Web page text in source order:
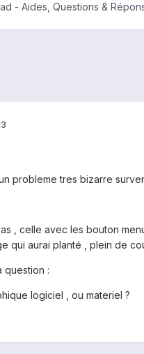
- Aides, Questions &
probleme tres bizarre
, celle avec les bouton
qui aurai planté , plein de
question :
logiciel , ou materiel ?